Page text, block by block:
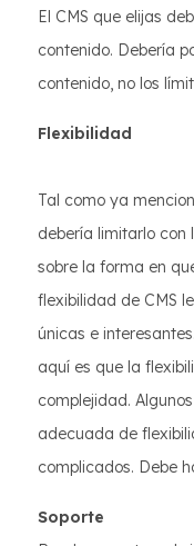
El CMS que elijas
contenido. Debería
contenido, no los
Flexibilidad
Tal como ya
debería limitarlo con
sobre la forma en
flexibilidad de CMS
únicas e
aquí es que la
complejidad.
adecuada de
complicados. Debe
Soporte